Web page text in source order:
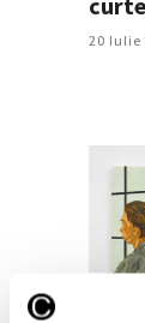
20 Iulie